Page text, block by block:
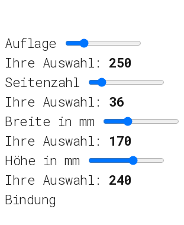
Auflage
Ihre Auswahl: 250
Seitenzahl
Ihre Auswahl: 36
Breite in mm
Ihre Auswahl: 170
Höhe in mm
Ihre Auswahl: 240
Bindung